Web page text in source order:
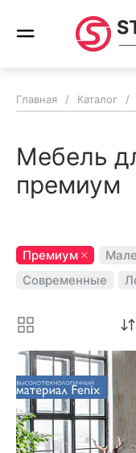
Главная / Каталог /
Мебель
премиум
Премиум
Современные